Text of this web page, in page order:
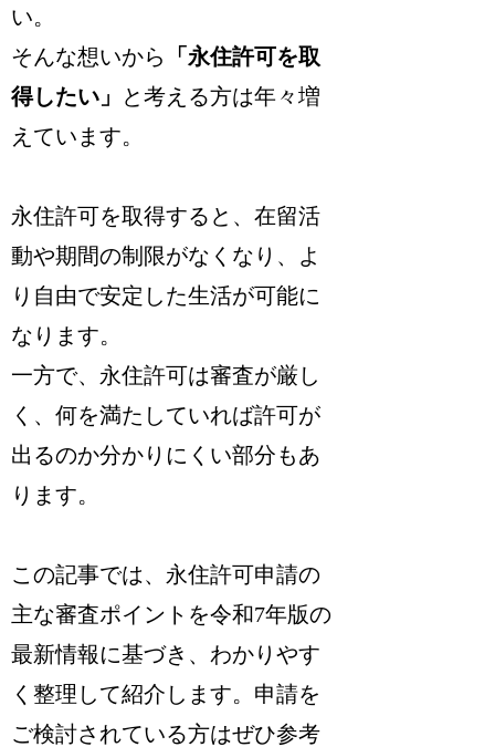
い。
そんな想いから
「永住許可を取
得したい」
と考える方は年々増
えています。
永住許可を取得すると、在留活
動や期間の制限がなくなり、よ
り自由で安定した生活が可能に
なります。
一方で、 永住許可は審査が厳し
く 、何を満たしていれば許可が
出るのか分かりにくい部分もあ
ります。
この記事では、永住許可申請の
主な審査ポイントを令和7年版の
最新情報に基づき、わかりやす
く整理して紹介します。申請を
ご検討されている方はぜひ参考